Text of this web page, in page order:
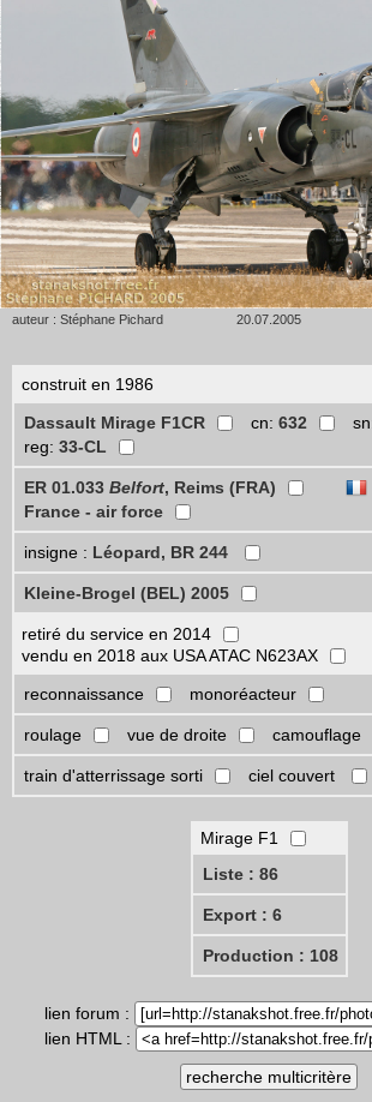
auteur : Stéphane Pichard 20.07.2005
construit en 1986
Dassault Mirage F1CR
cn: 632
reg: 33-CL
ER 01.033 Belfort, Reims (FRA)
France - air force
insigne : Léopard, BR 244
Kleine-Brogel (BEL) 2005
retiré du service en 2014
vendu en 2018 aux USA ATAC N623AX
reconnaissance
monoréacteur
roulage vue de droite camouflage
train d'atterrissage sorti ciel couvert
Mirage F1
Liste : 86
Export : 6
Production : 108
lien forum :
lien HTML :